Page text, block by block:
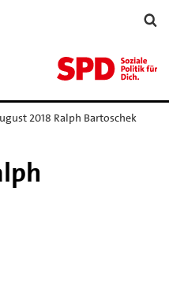
2018 Ralph Bartoschek